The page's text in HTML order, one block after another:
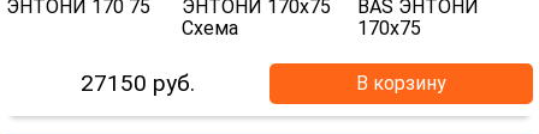
27150 руб. В корзину